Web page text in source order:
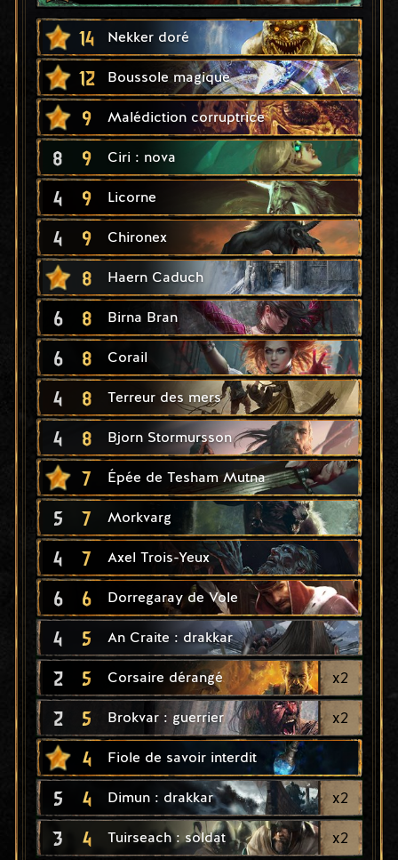
14 Nekker doré
12 Boussole magique
9 Malédiction corruptrice
8 9 Ciri : nova
4 9 Licorne
4 9 Chironex
8 Haern Caduch
6 8 Birna Bran
6 8 Corail
4 8 Terreur des mers
4 8 Bjorn Stormursson
7 Épée de Tesham Mutna
5 7 Morkvarg
4 7 Axel Trois-Yeux
6 6 Dorregaray de Vole
4 5 An Craite : drakkar
2 5 Corsaire dérangé x2
2 5 Brokvar : guerrier x2
4 Fiole de savoir interdit
5 4 Dimun : drakkar x2
3 4 Tuirseach : soldat x2